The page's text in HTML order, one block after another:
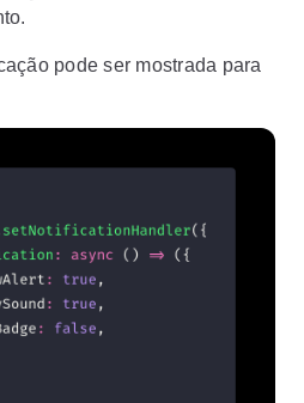
pode ser mostrada para